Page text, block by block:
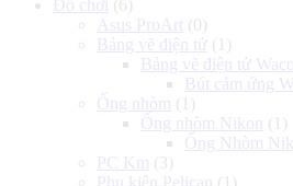
Đồ chơi (6)
Asus ProArt (0)
Bảng vẽ điện tử (1)
Bảng vẽ điện tử
Bút cảm ứng
Ống nhòm (1)
Ống nhòm Nikon
(1)
Ống Nhòm
PC Km (3)